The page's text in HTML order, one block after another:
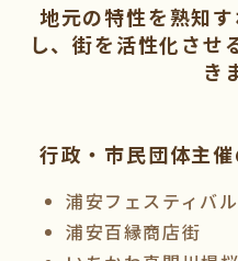
地元の特性を熟知
し、街を活性化させ
き
行政・市民団体主
浦安フェスティバル
浦安百縁商店街